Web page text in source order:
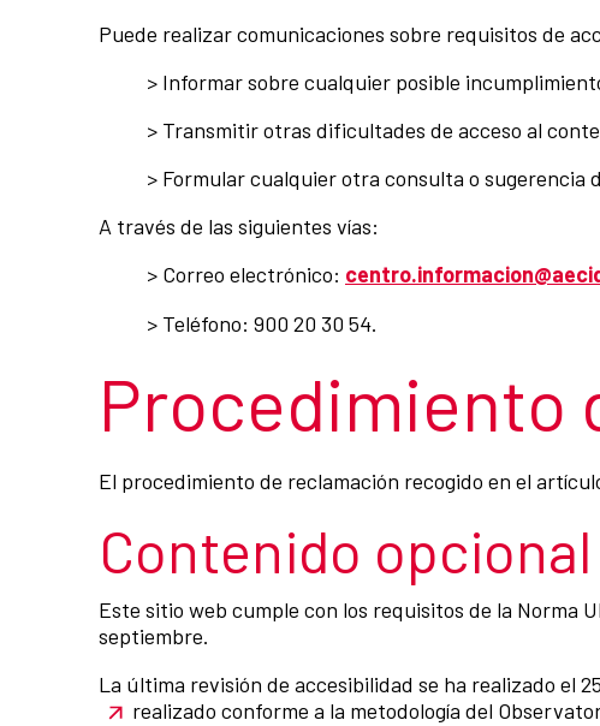
Puede realizar comunicaciones sobre requisitos de
> Informar sobre cualquier posible
> Transmitir otras dificultades de acceso al
> Formular cualquier otra consulta o sugerencia
A través de las siguientes vías:
> Correo electrónico:
> Teléfono: 900 20 30 54.
Procedimiento
El procedimiento de reclamación recogido en el
Contenido opcional
Este sitio web cumple con los requisitos de la Norma
septiembre.
La última revisión de accesibilidad se ha realizado el
realizado conforme a la metodología del